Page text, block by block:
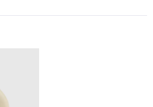
маску в горячую воду на 2-3 мин, время